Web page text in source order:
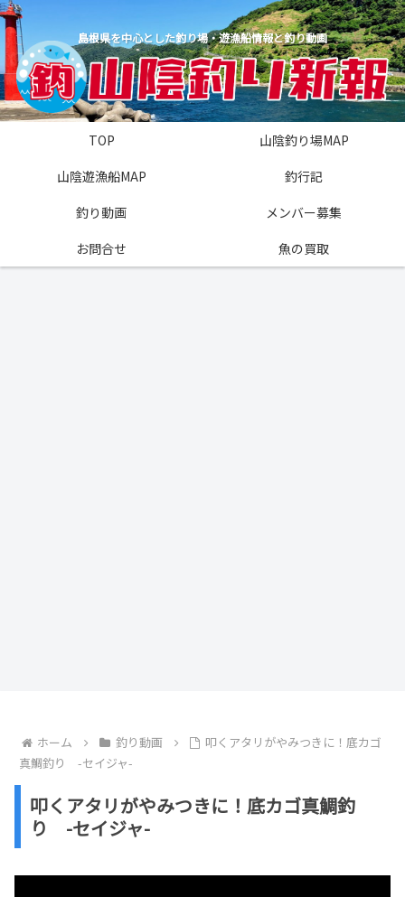
島根県を中心とした釣り場・遊漁船情報と釣り動画
TOP
山陰釣り場MAP
山陰遊漁船MAP
釣行記
釣り動画
メンバー募集
お問合せ
魚の買取
ホーム 釣り動画
叩くアタリがやみつきに！底カゴ
真鯛釣り -セイジャ-
叩くアタリがやみつきに！底カゴ真鯛釣
り -セイジャ-